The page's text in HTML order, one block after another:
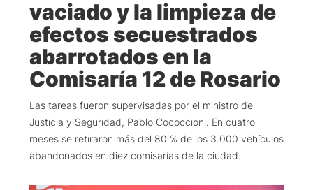
vaciado y la limpieza de
efectos secuestrados
abarrotados en la
Comisaría 12 de Rosario
Las tareas fueron supervisadas por el ministro de
Justicia y Seguridad, Pablo Cococcioni. En cuatro
meses se retiraron más del 80 % de los 3.000 vehículos
abandonados en diez comisarías de la ciudad.